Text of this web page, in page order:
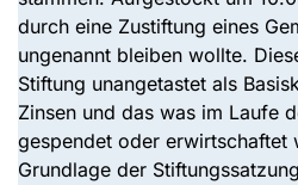
durch eine Zustiftung eines
ungenannt bleiben wollte.
Stiftung unangetastet als
Zinsen und das was im Laufe
gespendet oder erwirtschaftet
Grundlage der